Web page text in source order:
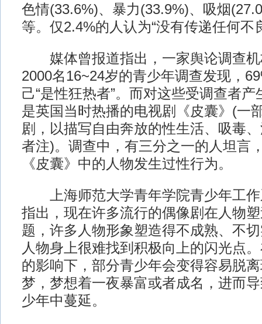
色情(33.6%)、暴力(33.9%)、吸烟
等。仅2.4%的人认为“没有传递任何不
媒体曾报道指出，一家舆论调查机
2000名16~24岁的青少年调查发现，
己“是性狂热者”。而对这些受调查者
是英国当时热播的电视剧《皮囊》(一
剧，以描写自由奔放的性生活、吸毒
者注)。调查中，有三分之一的人坦言
《皮囊》中的人物发生过性行为。
上海师范大学青年学院青少年工作
指出，现在许多流行的偶像剧在人物
题，许多人物形象塑造得不成熟、不
人物身上很难找到积极向上的闪光点
的影响下，部分青少年会变得容易脱
梦，梦想着一夜暴富或者成名，进而
少年中蔓延。